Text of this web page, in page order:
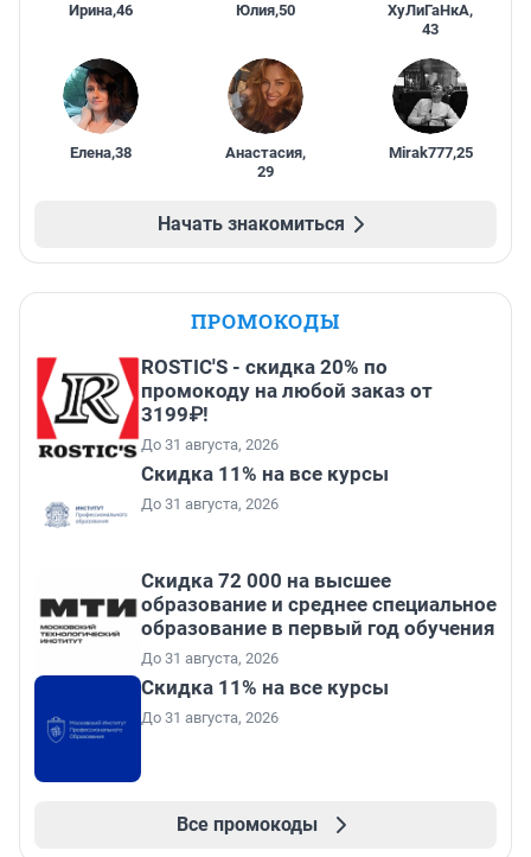
Ирина,46 Юлия,50 ХуЛиГаНкА,
43
Елена,38 Анастасия,
29
Mirak777,25
Начать знакомиться
ПРОМОКОДЫ
ROSTIC'S - скидка 20% по
промокоду на любой заказ от
3199₽!
До 31 августа, 2026
Скидка 11% на все курсы
До 31 августа, 2026
Скидка 72 000 на высшее
образование и среднее специальное
образование в первый год обучения
До 31 августа, 2026
Скидка 11% на все курсы
До 31 августа, 2026
Все промокоды